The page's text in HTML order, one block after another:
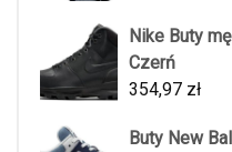
Nike Buty
Czerń
354,97 zł
Buty New